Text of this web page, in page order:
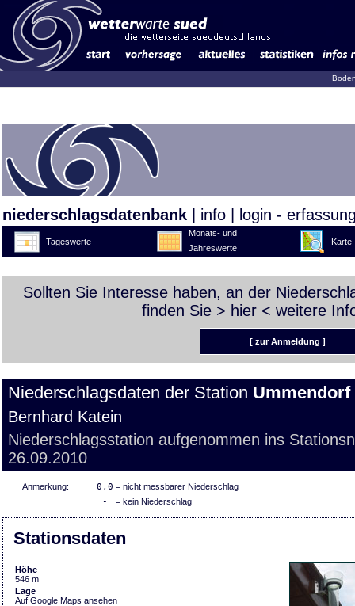
niederschlagsdatenbank info login -
Tageswerte
Monats- und
Jahreswerte
Karte
Sollten Sie Interesse haben, an der
finden Sie > hier < weitere
[ zur Anmeldung ]
Niederschlagsdaten der Station Ummendorf
Bernhard Katein
Niederschlagsstation aufgenommen ins
26.09.2010
Anmerkung: 0,0 = nicht messbarer Niederschlag
- = kein Niederschlag
Stationsdaten
Höhe
546 m
Lage
Auf Google Maps ansehen